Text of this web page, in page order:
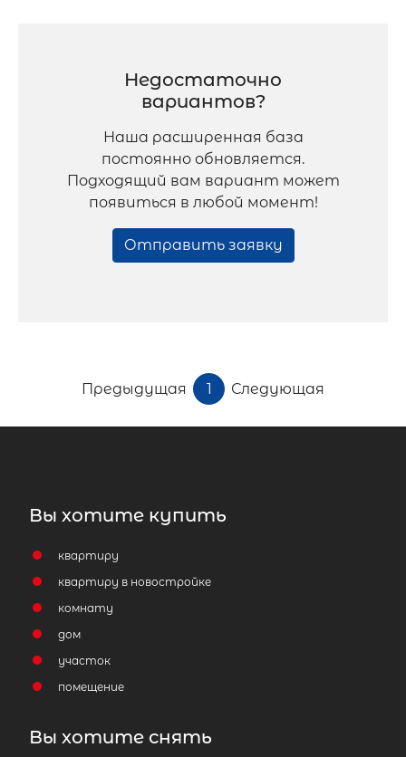
Недостаточно
вариантов?
Наша расширенная база
постоянно обновляется.
Подходящий вам вариант может
появиться в любой момент!
Отправить заявку
Предыдущая 1 Следующая
Вы хотите купить
квартиру
квартиру в новостройке
комнату
дом
участок
помещение
Вы хотите снять